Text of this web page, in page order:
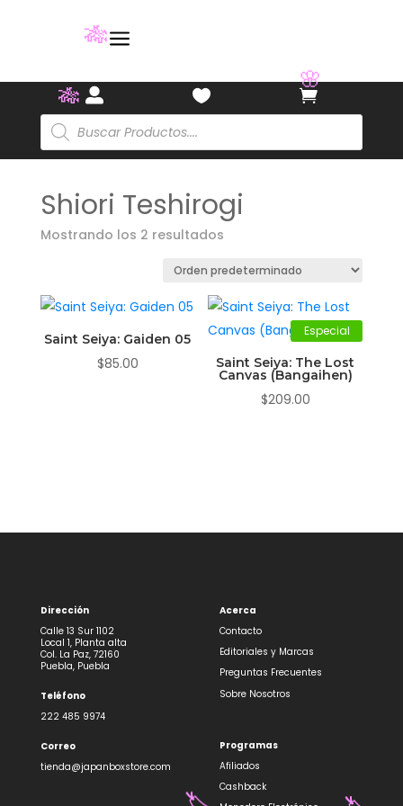
a
 

Búsqueda
de
productos
Shiori Teshirogi
Mostrando los 2 resultados
Saint Seiya: Gaiden 05
$85.00
Especial
Saint Seiya: The Lost
Canvas (Bangaihen)
$209.00
Dirección
Calle 13 Sur 1102
Local 1, Planta alta
Col. La Paz, 72160
Puebla, Puebla
Teléfono
222 485 9974
Correo
tienda@japanboxstore.com
Acerca
Contacto
Editoriales y Marcas
Preguntas Frecuentes
Sobre Nosotros
Programas
Afiliados
Cashback
🎋
🌸